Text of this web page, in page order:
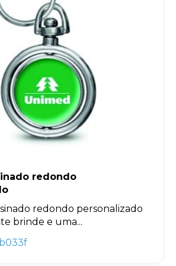
redondo
redondo personalizado
brinde e uma...